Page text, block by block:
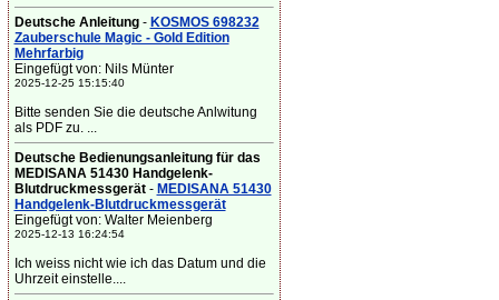
Deutsche Anleitung- KOSMOS 698232
Zauberschule Magic - Gold Edition
Mehrfarbig
Eingefügt von: Nils Münter
2025-12-25 15:15:40
Bitte senden Sie die deutsche Anlwitung
als PDF zu. ...
Deutsche Bedienungsanleitung für das
MEDISANA 51430 Handgelenk-
Blutdruckmessgerät- MEDISANA 51430
Handgelenk-Blutdruckmessgerät
Eingefügt von: Walter Meienberg
2025-12-13 16:24:54
Ich weiss nicht wie ich das Datum und die
Uhrzeit einstelle....